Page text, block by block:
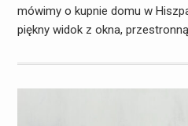
mówimy o kupnie domu w
piękny widok z okna,